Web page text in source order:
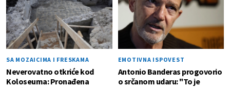
SA MOZAICIMA I FRESKAMA
Neverovatno otkriće kod
Koloseuma: Pronađena
EMOTIVNA ISPOVEST
Antonio Banderas progovorio
o srčanom udaru: "To je